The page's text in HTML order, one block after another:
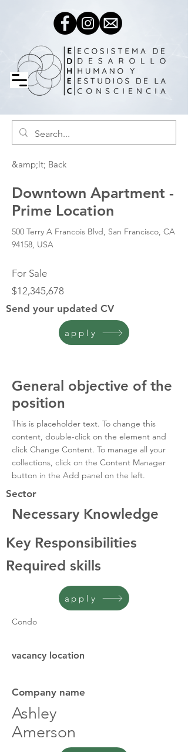
&amp;lt; Back
Downtown Apartment -
Prime Location
500 Terry A Francois Blvd, San Francisco, CA
94158, USA
For Sale
$12,345,678
Send your updated CV
apply
General objective of the
position
This is placeholder text. To change this
content, double-click on the element and
click Change Content. To manage all your
collections, click on the Content Manager
button in the Add panel on the left.
Sector
Necessary Knowledge
Key Responsibilities
Required skills
apply
Condo
vacancy location
Company name
Ashley
Amerson